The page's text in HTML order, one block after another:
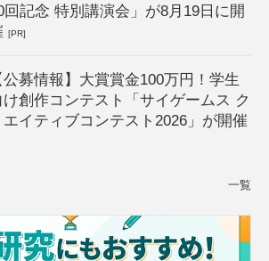
回記念 特別講演会」が8月19日に開
[PR]
公募情報】大賞賞金100万円！学生
け創作コンテスト「サイゲームス ク
エイティブコンテスト2026」が開催
一覧